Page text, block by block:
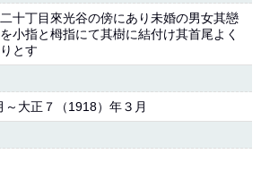
十丁目來光谷の傍にあり未婚の男女其戀
小指と栂指にて其樹に結付け其首尾よく
とす
大正７（1918）年３月